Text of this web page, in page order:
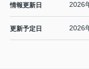
情報更新日 2026
更新予定日 2026